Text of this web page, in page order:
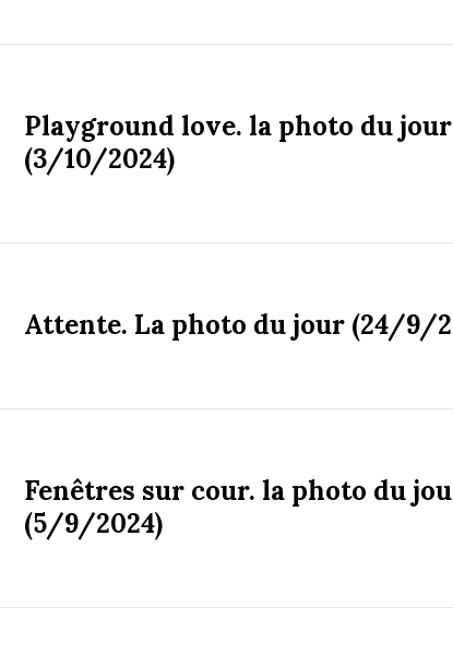
Playground love. la photo du jour
(3/10/2024)
Attente. La photo du jour (24/9/
Fenêtres sur cour. la photo du
(5/9/2024)